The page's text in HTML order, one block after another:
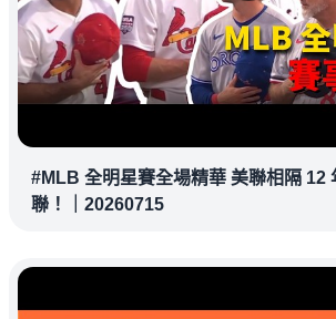
#MLB 全明星賽全場精華 美聯相隔 12
聯！｜20260715